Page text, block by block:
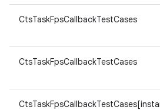
CtsTaskFpsCallbackTestCases
CtsTaskFpsCallbackTestCases